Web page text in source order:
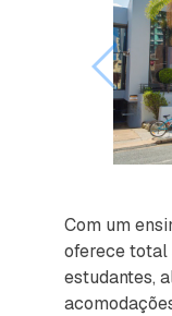
Com um
oferece total
estudantes,